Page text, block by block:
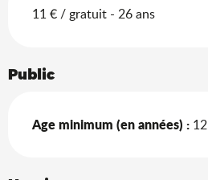
11 € / gratuit - 26 ans
Public
Age minimum (en années) : 12